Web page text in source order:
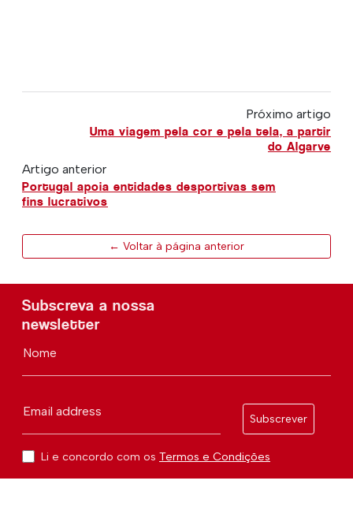
Próximo artigo
Uma viagem pela cor e pela tela, a partir
do Algarve
Artigo anterior
Portugal apoia entidades desportivas sem
fins lucrativos
← Voltar à página anterior
Subscreva a nossa
newsletter
Nome
Email address
Subscrever
Li e concordo com os Termos e Condições